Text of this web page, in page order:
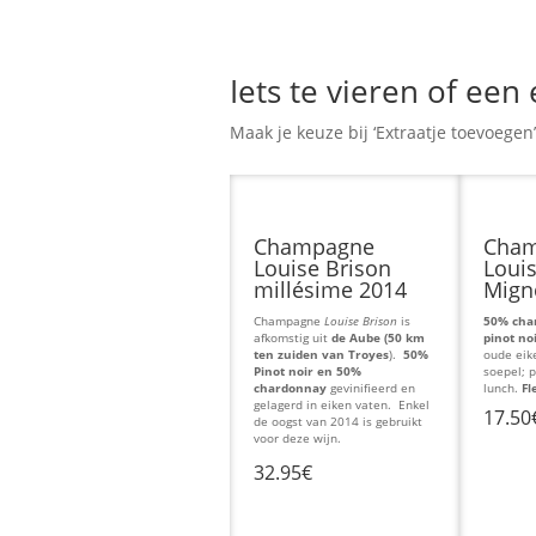
Iets te vieren of een
Maak je keuze bij ‘Extraatje toevoegen’
Champagne
Louise Brison
millésime 2014
Champagne Louise Brison is
afkomstig uit de Aube (50 km
ten zuiden van Troyes). 50%
Pinot noir en 50%
chardonnay gevinifieerd en
gelagerd in eiken vaten. Enkel
de oogst van 2014 is gebruikt
voor deze wijn.
32.95€
50%
pinot
oude
soepel;
lunch.